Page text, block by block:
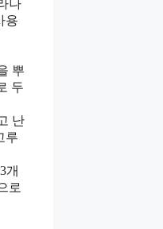
나
용
뿌
두
난
루
개
로